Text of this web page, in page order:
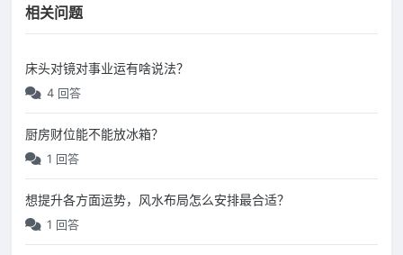
相关问题
床头对镜对事业运有啥说法？
4 回答
厨房财位能不能放冰箱？
1 回答
想提升各方面运势，风水布局怎么安排最合适？
1 回答